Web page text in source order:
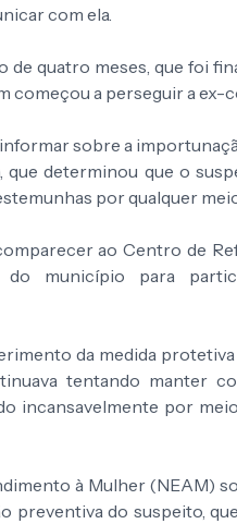
com ela.
de quatro meses, que foi
começou a perseguir a ex-
sobre a
que determinou que o
por qualquer
ao Centro de
do município para
da medida
tentando manter
incansavelmente por
à Mulher (NEAM)
preventiva do suspeito,